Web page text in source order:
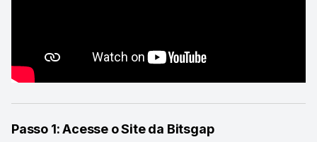
Passo 1: Acesse o Site da Bitsgap